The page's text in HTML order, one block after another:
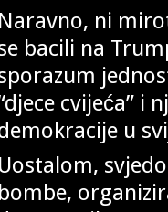
Naravno, ni
bacili na
cvijeća” i
u
Uostalom,
bombe,